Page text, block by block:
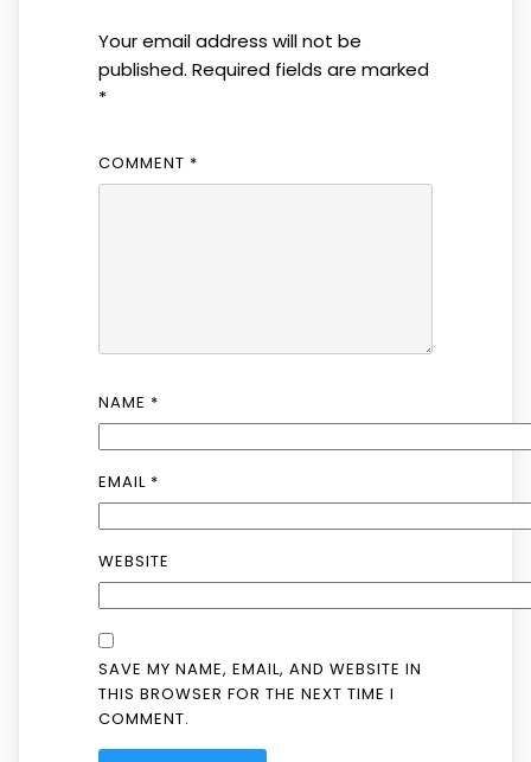
Your email address will not be
published. Required fields are marked
*
COMMENT *
NAME *
EMAIL *
WEBSITE
SAVE MY NAME, EMAIL, AND WEBSITE IN
THIS BROWSER FOR THE NEXT TIME I
COMMENT.